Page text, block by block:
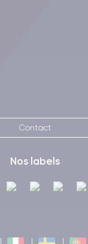
Contact
Nos labels